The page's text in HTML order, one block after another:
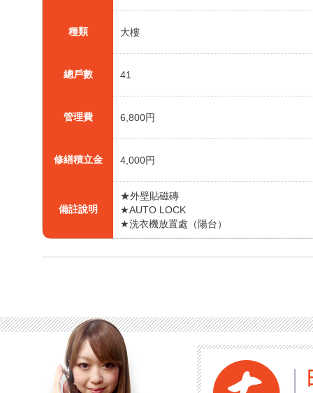
種類 大樓
總戶數 41
管理費 6,800円
修繕積立金 4,000円
備註說明
★外壁貼磁磚
★AUTO LOCK
★洗衣機放置處（陽台）